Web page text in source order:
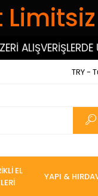
TRY -
EL
YAPI &